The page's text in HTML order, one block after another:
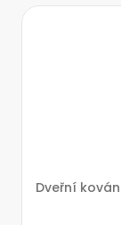
Dveřní